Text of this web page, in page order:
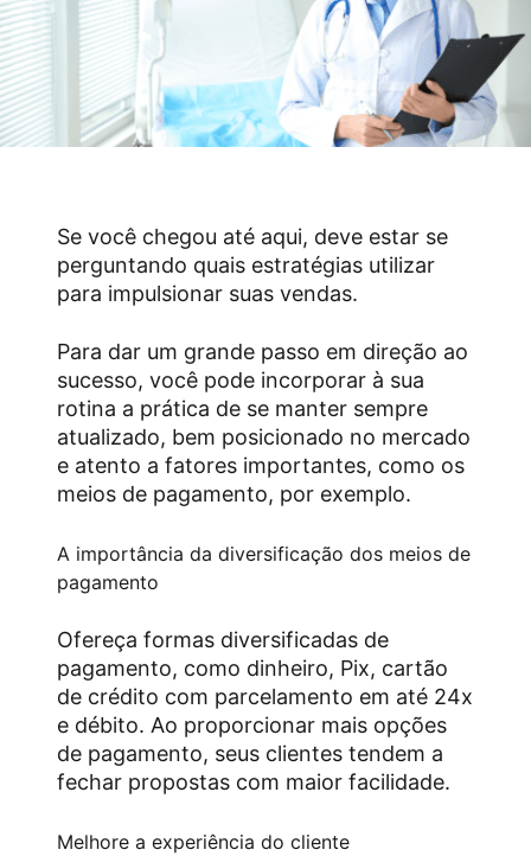
Se você chegou até aqui, deve estar se
perguntando quais estratégias utilizar
para impulsionar suas vendas.
Para dar um grande passo em direção ao
sucesso, você pode incorporar à sua
rotina a prática de se manter sempre
atualizado, bem posicionado no mercado
e atento a fatores importantes, como os
meios de pagamento, por exemplo.
A importância da diversificação dos meios de
pagamento
Ofereça formas diversificadas de
pagamento, como dinheiro, Pix, cartão
de crédito com parcelamento em até 24x
e débito. Ao proporcionar mais opções
de pagamento, seus clientes tendem a
fechar propostas com maior facilidade.
Melhore a experiência do cliente